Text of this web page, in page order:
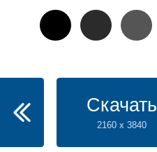
Скачать
2160 x 3840